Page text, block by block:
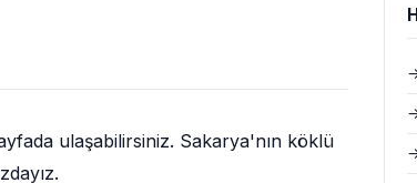
ulaşabilirsiniz. Sakarya'nın köklü